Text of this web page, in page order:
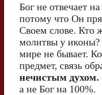
Бог не отвечает
потому что Он
Своем слове. Кто
молитвы у
мире не бывает.
предмет, связь
нечистым духом.
а не Бог на 100%.